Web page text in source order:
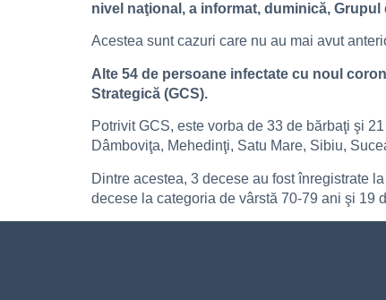
nivel naţional, a informat, duminică,
Acestea sunt cazuri care nu au mai avut
Alte 54 de persoane infectate cu noul
Strategică (GCS).
Potrivit GCS, este vorba de 33 de bărbaţi şi
Dâmboviţa, Mehedinţi, Satu Mare, Sibiu,
Dintre acestea, 3 decese au fost înregistrate
decese la categoria de vârstă 70-79 ani şi 19